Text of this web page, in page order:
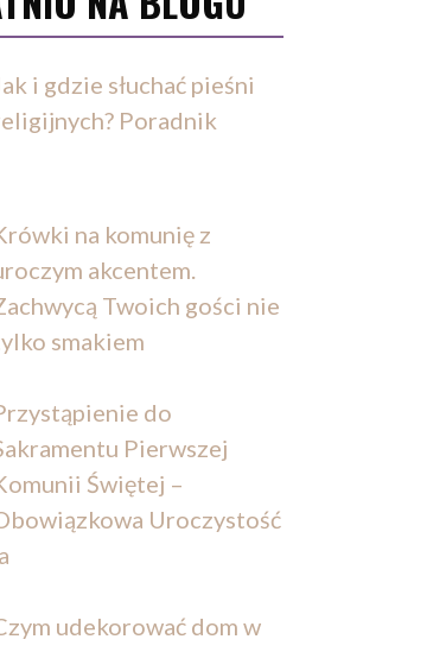
i gdzie słuchać pieśni
Poradnik
na komunię z
akcentem.
Twoich gości nie
smakiem
do
Pierwszej
Świętej –
Uroczystość
udekorować dom w